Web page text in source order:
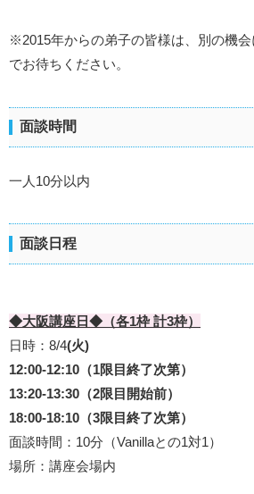
※2015年からの弟子の皆様は、 別の機
でお待ちください。
面談時間
一人10分以内
面談日程
◆大阪講座日◆（各1枠 計3枠）
日時：8/4(火)
12:00-12:10（1限目終了次第）
13:20-13:30（2限目開始前）
18:00-18:10（3限目終了次第）
面談時間：10分（Vanillaとの1対1）
場所：講座会場内